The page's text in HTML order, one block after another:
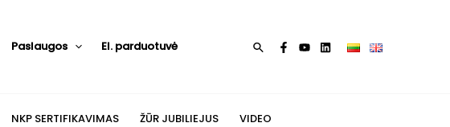
Paslaugos El. parduotuvė Paieška
NKP SERTIFIKAVIMAS ŽŪR JUBILIEJUS VIDEO